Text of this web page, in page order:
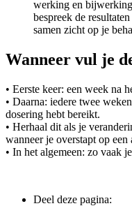
werking en
bespreek de
samen zicht op je
Wanneer vul je
• Eerste keer: een week na
• Daarna: iedere twee
dosering hebt bereikt.
• Herhaal dit als je
wanneer je overstapt op een
• In het algemeen: zo vaak
Deel deze pagina: